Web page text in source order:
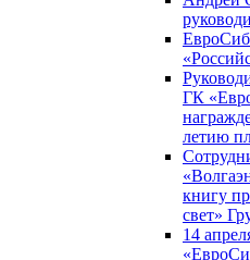
ГК
летию
книгу
свет»
14